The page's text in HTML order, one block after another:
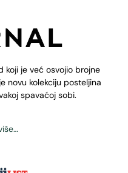
koji je već osvojio brojne
novu kolekciju posteljina
spavaćoj sobi.